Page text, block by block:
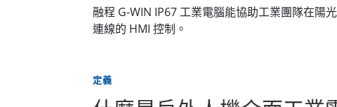
融程 G-WIN IP67 工業電腦能協助工業團隊在陽
連線的 HMI 控制。
定義